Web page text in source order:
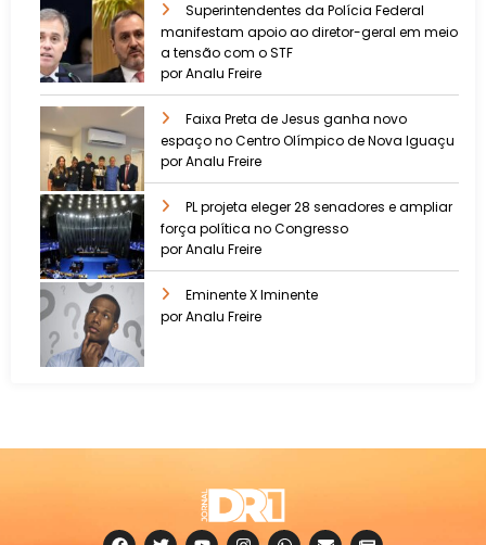
Superintendentes da Polícia Federal
manifestam apoio ao diretor-geral em meio
a tensão com o STF
por Analu Freire
Faixa Preta de Jesus ganha novo
espaço no Centro Olímpico de Nova Iguaçu
por Analu Freire
PL projeta eleger 28 senadores e ampliar
força política no Congresso
por Analu Freire
Eminente X Iminente
por Analu Freire